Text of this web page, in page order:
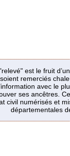
est le fruit
soient remerciés
avec le
ses ancêtres.
civil numérisés et
départementales